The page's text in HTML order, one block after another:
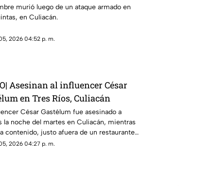
murió luego de un ataque armado en
en Culiacán.
2026 04:52 p. m.
Asesinan al influencer César
en Tres Ríos, Culiacán
César Gastélum fue asesinado a
la noche del martes en Culiacán, mientras
contenido, justo afuera de un restaurante
Ríos.
2026 04:27 p. m.